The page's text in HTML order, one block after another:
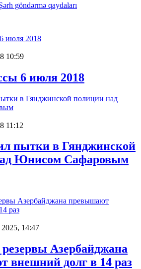
göndərmə qaydaları
10:59
6 июля 2018
11:12
пытки в Гянджинской
Юнисом Сафаровым
14:47
Азербайджана
внешний долг в 14 раз